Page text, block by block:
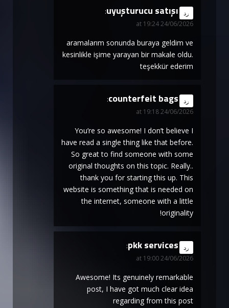
uyuşturucu satışı
says:
24/06/2026 at 19:24
رد
aramalarım sonunda buraya geldim ve
kesinlikle işime yarayan bir makale oldu.
teşekkür ederim
counterfeit bags
says:
24/06/2026 at 19:18
رد
You’re so awesome! I don’t believe I
have read a single thing like that before.
So great to find someone with some
original thoughts on this topic. Really..
thank you for starting this up. This
website is something that is needed on
the internet, someone with a little
originality!
pkk services
says:
24/06/2026 at 19:00
رد
Awesome! Its genuinely remarkable
post, I have got much clear idea
regarding from this post